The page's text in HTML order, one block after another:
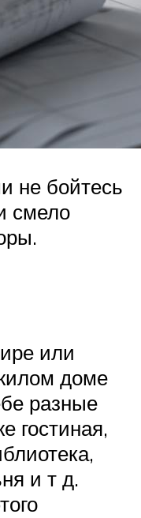
не бойтесь
смело
или
доме
разные
гостиная,
и т д.